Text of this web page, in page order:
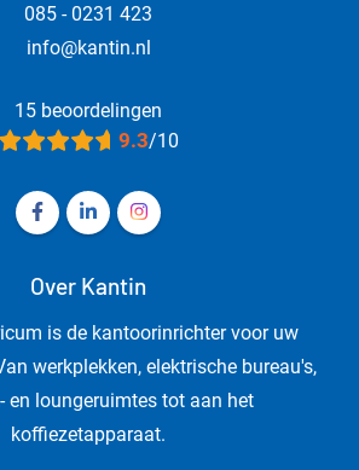
085 - 0231 423
info@kantin.nl
15 beoordelingen
9.3/10
Volg ons op Facebook Kantin -
Volg ons op LinkedIn Kantin
Volg ons op Instagram
Over Kantin
is de kantoorinrichter voor uw
werkplekken, elektrische bureau's,
en loungeruimtes tot aan het
koffiezetapparaat.